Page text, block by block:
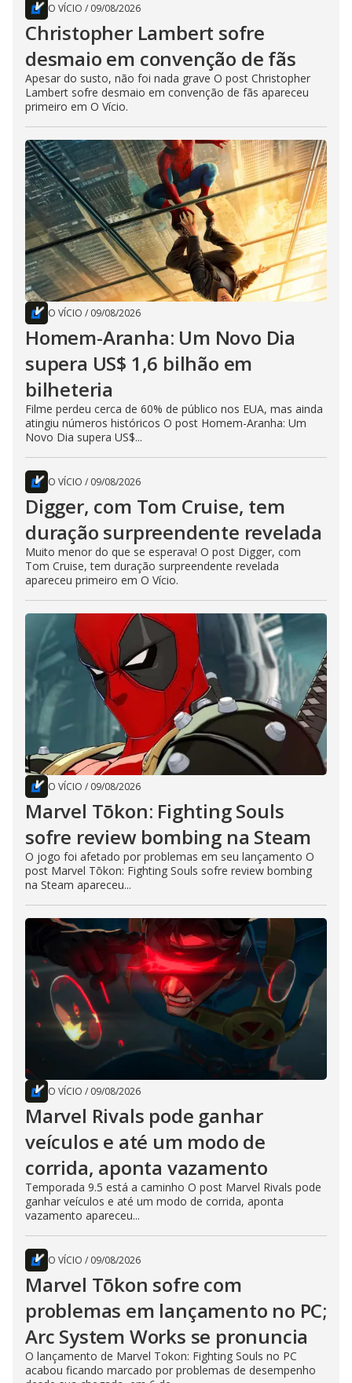
O VÍCIO / 09/08/2026
Christopher Lambert sofre
desmaio em convenção de fãs
Apesar do susto, não foi nada grave O post Christopher
Lambert sofre desmaio em convenção de fãs apareceu
primeiro em O Vício.
O VÍCIO / 09/08/2026
Homem-Aranha: Um Novo Dia
supera US$ 1,6 bilhão em
bilheteria
Filme perdeu cerca de 60% de público nos EUA, mas ainda
atingiu números históricos O post Homem-Aranha: Um
Novo Dia supera US$...
O VÍCIO / 09/08/2026
Digger, com Tom Cruise, tem
duração surpreendente revelada
Muito menor do que se esperava! O post Digger, com
Tom Cruise, tem duração surpreendente revelada
apareceu primeiro em O Vício.
O VÍCIO / 09/08/2026
Marvel Tōkon: Fighting Souls
sofre review bombing na Steam
O jogo foi afetado por problemas em seu lançamento O
post Marvel Tōkon: Fighting Souls sofre review bombing
na Steam apareceu...
O VÍCIO / 09/08/2026
Marvel Rivals pode ganhar
veículos e até um modo de
corrida, aponta vazamento
Temporada 9.5 está a caminho O post Marvel Rivals pode
ganhar veículos e até um modo de corrida, aponta
vazamento apareceu...
O VÍCIO / 09/08/2026
Marvel Tōkon sofre com
problemas em lançamento no PC;
Arc System Works se pronuncia
O lançamento de Marvel Tokon: Fighting Souls no PC
acabou ficando marcado por problemas de desempenho